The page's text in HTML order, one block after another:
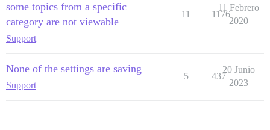
some topics from a specific
category are not viewable
Support
11 1176
11 Febrero
2020
None of the settings are saving
Support
5 437
20 Junio
2023